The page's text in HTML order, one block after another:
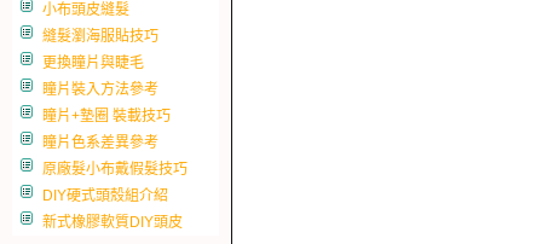
小布頭皮縫髮
縫髮瀏海服貼技巧
更換瞳片與睫毛
瞳片裝入方法參考
瞳片+墊圈 裝載技巧
瞳片色系差異參考
原廠髮小布戴假髮技巧
DIY硬式頭殼組介紹
新式橡膠軟質DIY頭皮